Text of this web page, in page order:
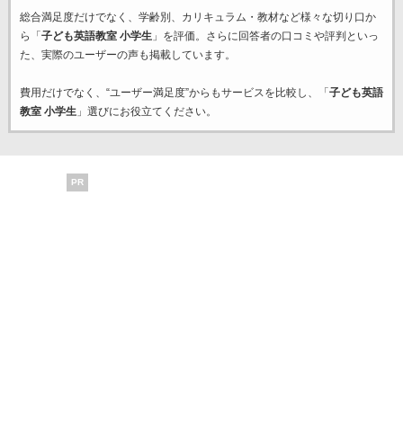
総合満足度だけでなく、学齢別、カリキュラム・教材など様々な切り口か
ら「 子ども英語教室 小学生」を評価。さらに回答者の口コミや評判といっ
た、実際のユーザーの声も掲載しています。
費用だけでなく、“ユーザー満足度”からもサービスを比較し、「 子ども英語
教室 小学生」選びにお役立てください。
PR